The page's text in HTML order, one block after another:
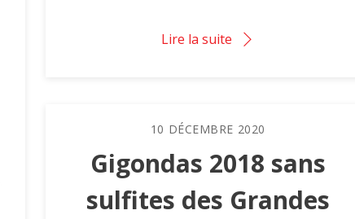
Lire la suite
10 DÉCEMBRE 2020
Gigondas 2018 sans
sulfites des Grandes